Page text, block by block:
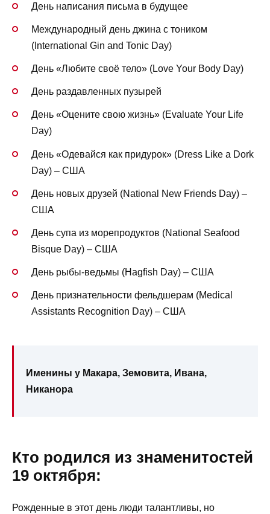
День написания письма в будущее
Международный день джина с тоником
(International Gin and Tonic Day)
День «Любите своё тело» (Love Your Body Day)
День раздавленных пузырей
День «Оцените свою жизнь» (Evaluate Your Life
Day)
День «Одевайся как придурок» (Dress Like a Dork
Day) – США
День новых друзей (National New Friends Day) –
США
День супа из морепродуктов (National Seafood
Bisque Day) – США
День рыбы-ведьмы (Hagfish Day) – США
День признательности фельдшерам (Medical
Assistants Recognition Day) – США
Именины у Макара, Земовита, Ивана,
Никанора
Кто родился из знаменитостей
19 октября:
Рожденные в этот день люди талантливы, но